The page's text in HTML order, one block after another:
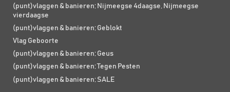
(punt)vlaggen & banieren; Nijmeegse 4daagse, Nijmeegse
vierdaagse
(punt)vlaggen & banieren; Geblokt
Vlag Geboorte
(punt)vlaggen & banieren; Geus
(punt)vlaggen & banieren; Tegen Pesten
(punt)vlaggen & banieren; SALE